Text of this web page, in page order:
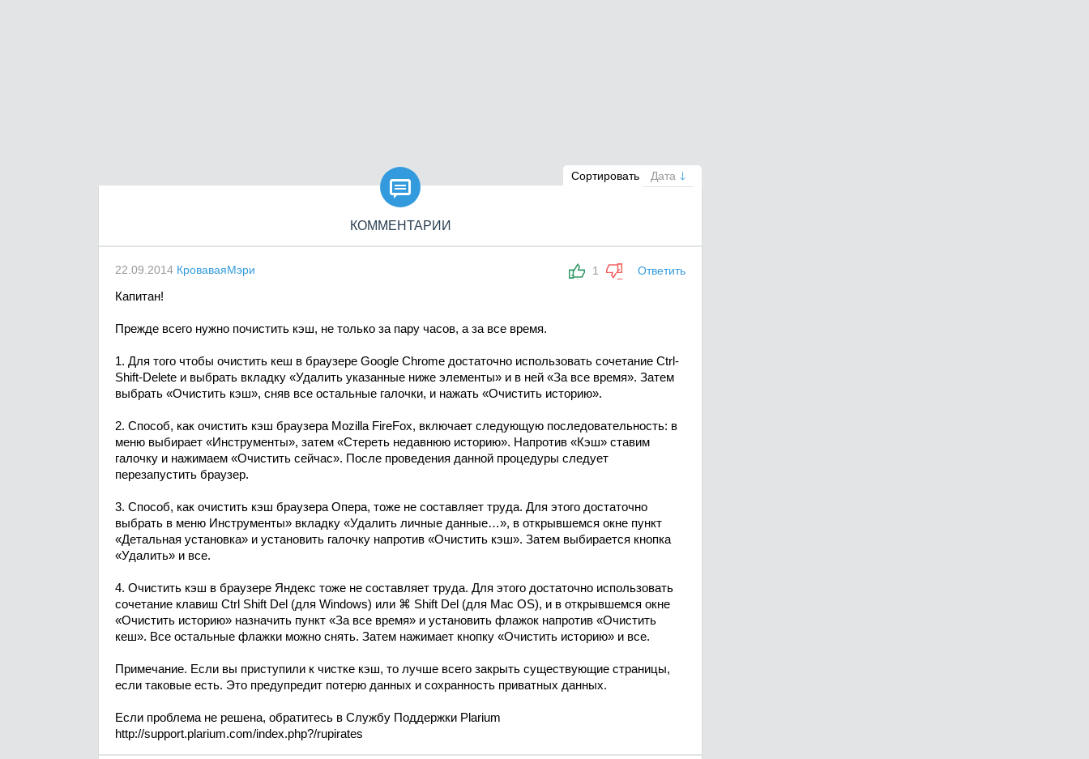
Сортировать Дата

КОММЕНТАРИИ
1 Ответить
22.09.2014 КроваваяМэри
Капитан!
Прежде всего нужно почистить кэш, не только за пару часов, а за все время.
1. Для того чтобы очистить кеш в браузере Google Chrome достаточно использовать сочетание Ctrl-
Shift-Delete и выбрать вкладку «Удалить указанные ниже элементы» и в ней «За все время». Затем
выбрать «Очистить кэш», сняв все остальные галочки, и нажать «Очистить историю».
2. Способ, как очистить кэш браузера Mozilla FireFox, включает следующую последовательность: в
меню выбирает «Инструменты», затем «Стереть недавнюю историю». Напротив «Кэш» ставим
галочку и нажимаем «Очистить сейчас». После проведения данной процедуры следует
перезапустить браузер.
3. Способ, как очистить кэш браузера Опера, тоже не составляет труда. Для этого достаточно
выбрать в меню Инструменты» вкладку «Удалить личные данные…», в открывшемся окне пункт
«Детальная установка» и установить галочку напротив «Очистить кэш». Затем выбирается кнопка
«Удалить» и все.
4. Очистить кэш в браузере Яндекс тоже не составляет труда. Для этого достаточно использовать
сочетание клавиш Ctrl Shift Del (для Windows) или ⌘ Shift Del (для Mac OS), и в открывшемся окне
«Очистить историю» назначить пункт «За все время» и установить флажок напротив «Очистить
кеш». Все остальные флажки можно снять. Затем нажимает кнопку «Очистить историю» и все.
Примечание. Если вы приступили к чистке кэш, то лучше всего закрыть существующие страницы,
если таковые есть. Это предупредит потерю данных и сохранность приватных данных.
Если проблема не решена, обратитесь в Службу Поддержки Plarium
http://support.plarium.com/index.php?/rupirates